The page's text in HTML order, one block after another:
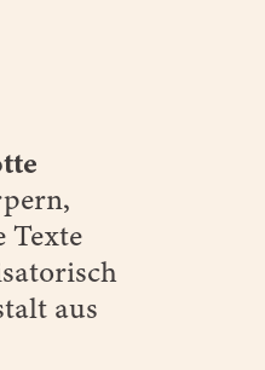
Texte
aus